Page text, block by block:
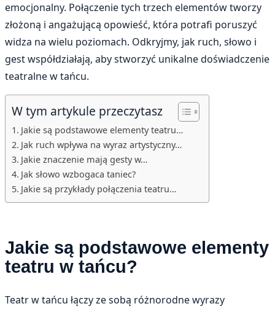
emocjonalny. Połączenie tych trzech elementów tworzy
złożoną i angażującą opowieść, która potrafi poruszyć
widza na wielu poziomach. Odkryjmy, jak ruch, słowo i
gest współdziałają, aby stworzyć unikalne doświadczenie
teatralne w tańcu.
W tym artykule przeczytasz
Jakie są podstawowe elementy teatru…
Jak ruch wpływa na wyraz artystyczny…
Jakie znaczenie mają gesty w…
Jak słowo wzbogaca taniec?
Jakie są przykłady połączenia teatru…
Jakie są podstawowe elementy
teatru w tańcu?
Teatr w tańcu łączy ze sobą różnorodne wyrazy